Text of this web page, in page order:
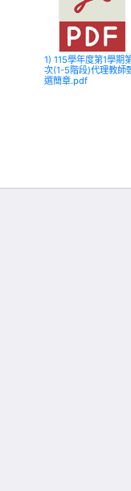
1) 115學年度第1學期
次(1-5階段)代理教師
選簡章.pdf